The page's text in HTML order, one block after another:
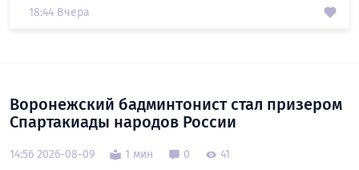
18:44 Вчера
Воронежский бадминтонист стал призером
Спартакиады народов России
14:56 2026-08-09 1 мин 0 41